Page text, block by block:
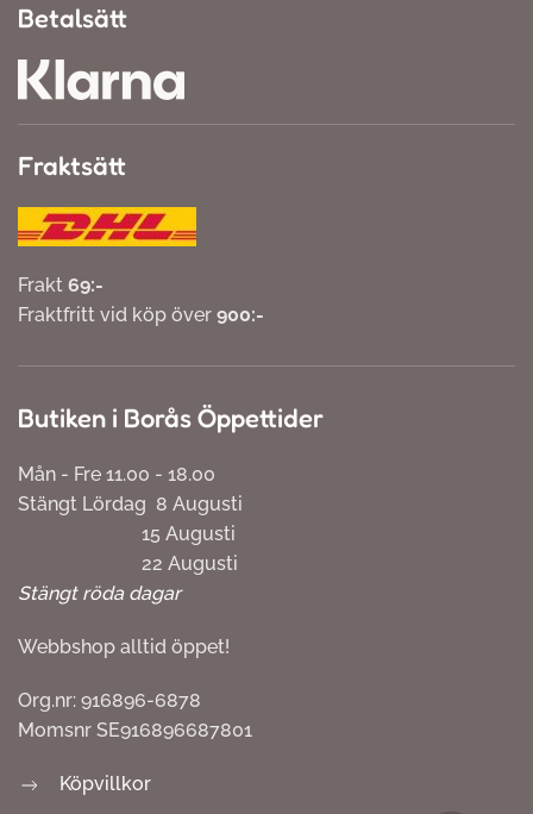
Betalsätt
Fraktsätt
Frakt 69:-
Fraktfritt vid köp över 900:-
Butiken i Borås Öppettider
Mån - Fre 11.00 - 18.00
Stängt Lördag 8 Augusti
15 Augusti
22 Augusti
Stängt röda dagar
Webbshop alltid öppet!
Org.nr: 916896-6878
Momsnr SE916896687801
Köpvillkor